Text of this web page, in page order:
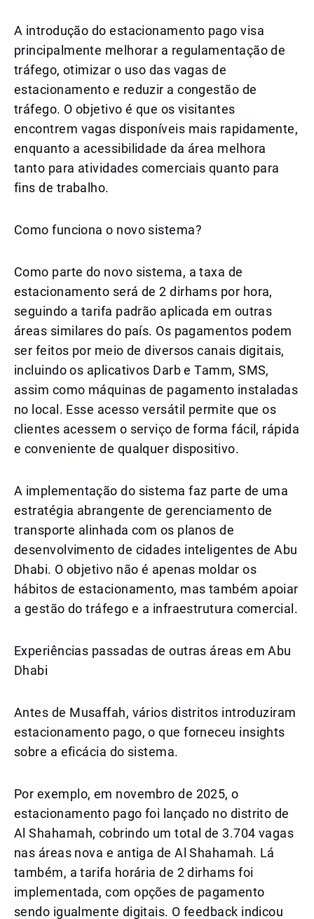
A introdução do estacionamento pago visa
principalmente melhorar a regulamentação de
tráfego, otimizar o uso das vagas de
estacionamento e reduzir a congestão de
tráfego. O objetivo é que os visitantes
encontrem vagas disponíveis mais rapidamente,
enquanto a acessibilidade da área melhora
tanto para atividades comerciais quanto para
fins de trabalho.
Como funciona o novo sistema?
Como parte do novo sistema, a taxa de
estacionamento será de 2 dirhams por hora,
seguindo a tarifa padrão aplicada em outras
áreas similares do país. Os pagamentos podem
ser feitos por meio de diversos canais digitais,
incluindo os aplicativos Darb e Tamm, SMS,
assim como máquinas de pagamento instaladas
no local. Esse acesso versátil permite que os
clientes acessem o serviço de forma fácil, rápida
e conveniente de qualquer dispositivo.
A implementação do sistema faz parte de uma
estratégia abrangente de gerenciamento de
transporte alinhada com os planos de
desenvolvimento de cidades inteligentes de Abu
Dhabi. O objetivo não é apenas moldar os
hábitos de estacionamento, mas também apoiar
a gestão do tráfego e a infraestrutura comercial.
Experiências passadas de outras áreas em Abu
Dhabi
Antes de Musaffah, vários distritos introduziram
estacionamento pago, o que forneceu insights
sobre a eficácia do sistema.
Por exemplo, em novembro de 2025, o
estacionamento pago foi lançado no distrito de
Al Shahamah, cobrindo um total de 3.704 vagas
nas áreas nova e antiga de Al Shahamah. Lá
também, a tarifa horária de 2 dirhams foi
implementada, com opções de pagamento
sendo igualmente digitais. O feedback indicou